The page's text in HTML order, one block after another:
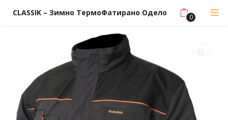
CLASSIK – Зимно ТермоФатирано Одело 0